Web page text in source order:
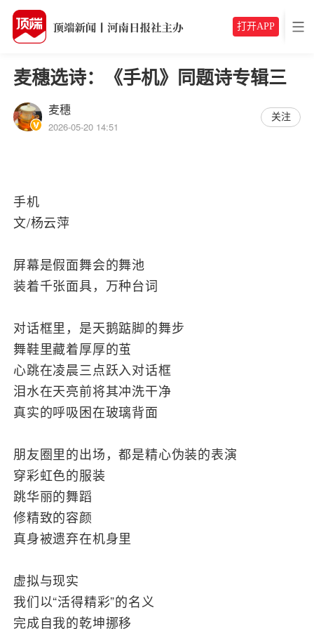
打开APP
麦穗选诗：《手机》同题诗专辑三
麦穗
2026-05-20 14:51
关注
手机
文/杨云萍
屏幕是假面舞会的舞池
装着千张面具，万种台词
对话框里，是天鹅踮脚的舞步
舞鞋里藏着厚厚的茧
心跳在凌晨三点跃入对话框
泪水在天亮前将其冲洗干净
真实的呼吸困在玻璃背面
朋友圈里的出场，都是精心伪装的表演
穿彩虹色的服装
跳华丽的舞蹈
修精致的容颜
真身被遗弃在机身里
虚拟与现实
我们以“活得精彩”的名义
完成自我的乾坤挪移